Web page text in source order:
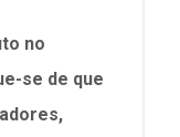
no
se de que